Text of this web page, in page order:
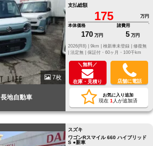
7枚
長地自動車
支払総額
175
万円
本体価格
170 万円
諸費用
5 万円
修復無
法定無 | 保証付・60ヶ月・100千km
＼無料／
在庫・見積り 店舗に電話
お気に入り追加
現在 1 人が追加済
スズキ
ワゴンRスマイル 660 ハイブリッド
S ●新車